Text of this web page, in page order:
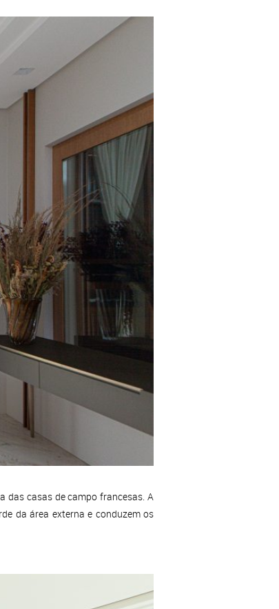
das casas de campo francesas. A
da área externa e conduzem os